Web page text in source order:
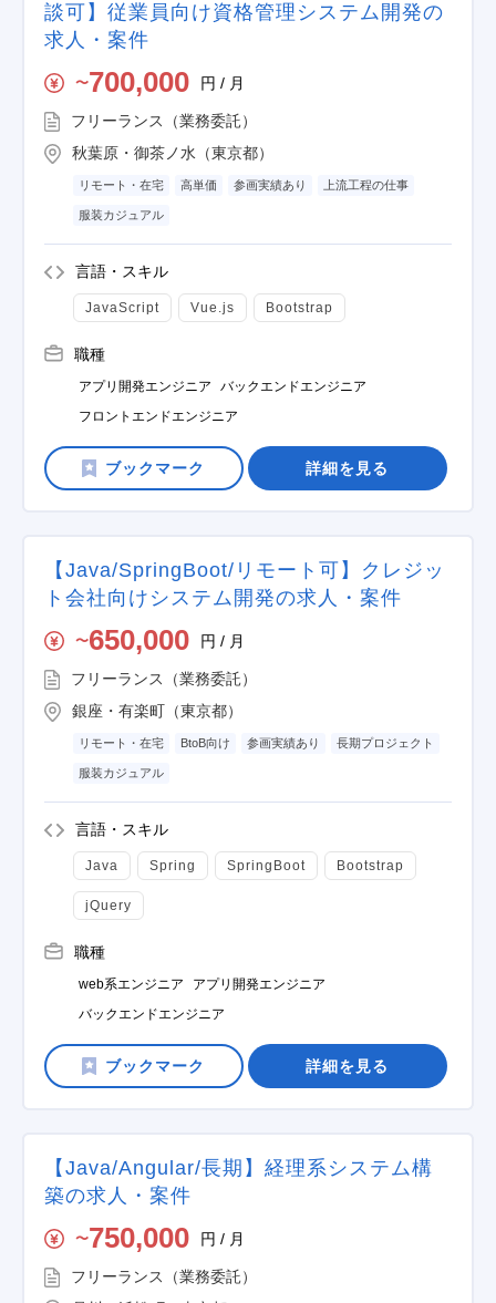
談可】従業員向け資格管理システム開発の
求人・案件
〜700,000 円 / 月
フリーランス（業務委託）
秋葉原・御茶ノ水（東京都）
リモート・在宅 高単価 参画実績あり 上流工程の仕事
服装カジュアル
言語・スキル
JavaScript Vue.js Bootstrap
職種
アプリ開発エンジニア
バックエンドエンジニア
フロントエンドエンジニア
詳細を見る
【Java/SpringBoot/リモート可】クレジッ
ト会社向けシステム開発の求人・案件
〜650,000 円 / 月
フリーランス（業務委託）
銀座・有楽町（東京都）
リモート・在宅 BtoB向け 参画実績あり 長期プロジェクト
服装カジュアル
言語・スキル
Java Spring SpringBoot Bootstrap
jQuery
職種
web系エンジニア
アプリ開発エンジニア
バックエンドエンジニア
詳細を見る
【Java/Angular/長期】経理系システム構
築の求人・案件
〜750,000 円 / 月
フリーランス（業務委託）